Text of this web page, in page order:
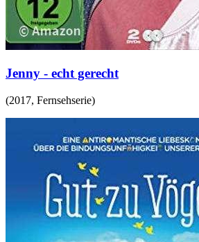
Jenny - echt gerecht
(2017, Fernsehserie)